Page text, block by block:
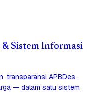
& Sistem Informasi
transparansi APBDes,
— dalam satu sistem